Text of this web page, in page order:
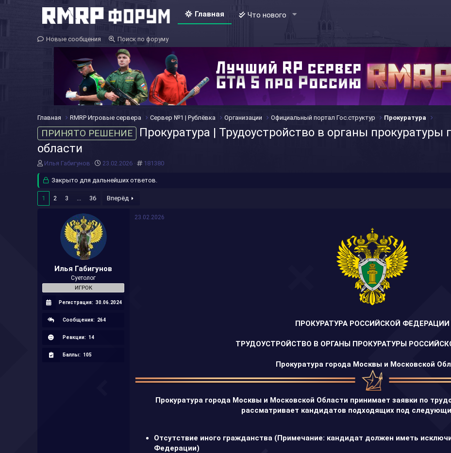
Главная Что нового
Новые сообщения Поиск по форуму
Главная RMRP Игровые сервера Сервер №1 | Рублёвка Организации Официальный портал Гос.структур Прокуратура
ПРИНЯТО РЕШЕНИЕ
Прокуратура | Трудоустройство в органы
области
А
т
р
т
Илья Габигунов
Д
т
а
л
а
23.02.2026 #181380
Закрыто для дальнейших ответов.
1 2 3 ... 36 Вперёд
Илья Габигунов
Суетолог
ИГРОК
Регистрация: 30.06.2024
Сообщения: 264
Реакции: 14
Баллы: 105
23.02.2026
ПРОКУРАТУРА РОССИЙСКОЙ ФЕДЕРАЦИИ
ТРУДОУСТРОЙСТВО В ОРГАНЫ ПРОКУРАТУРЫ
Прокуратура города Москвы и Московской
Прокуратура города Москвы и Московской Области принимает заявки по
рассматривает кандидатов подходящих под
Отсутствие иного гражданства (Примечание: кандидат должен иметь
Федерации)